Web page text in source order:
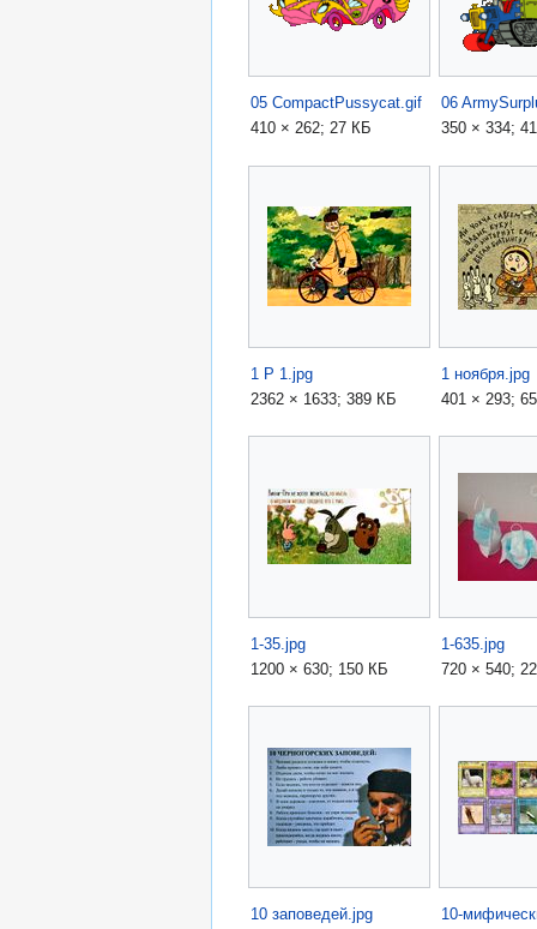
05 CompactPussycat.gif
410 × 262; 27 КБ
350 × 334;
1 P 1.jpg
2362 × 1633; 389 КБ
1 ноября.jpg
401 × 293;
1-35.jpg
1200 × 630; 150 КБ
1-635.jpg
720 × 540;
10 заповедей.jpg